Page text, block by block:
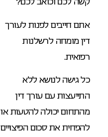
אתם חייבים לפנות לעורך
דין מומחה לרשלנות
רפואית.
כל גישה לנושא ללא
התייעצות עם עורך דין
מהתחום יכולה להטעות או
להפחית את סכום הפיצויים